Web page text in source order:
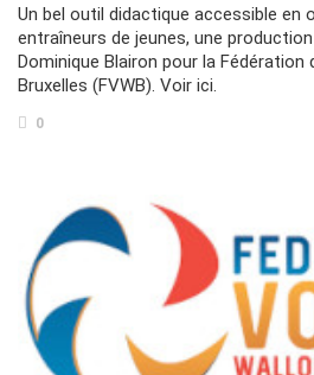
Un bel outil didactique accessible en
entraîneurs de jeunes, une
Dominique Blairon pour la Fédération
Bruxelles (FVWB). Voir ici.
0